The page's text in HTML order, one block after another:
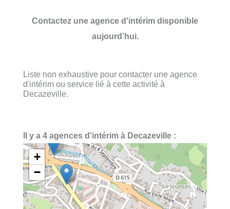
Contactez une agence d'intérim disponible
aujourd’hui.
Liste non exhaustive pour contacter une agence
d'intérim ou service lié à cette activité à
Decazeville.
Il y a 4 agences d'intérim à Decazeville :
+
−